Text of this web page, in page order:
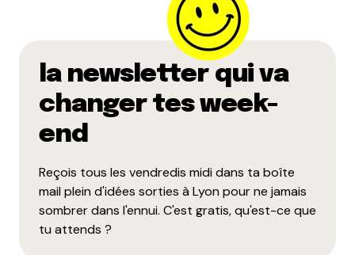
la newsletter qui va
changer tes week-
end
Reçois tous les vendredis midi dans ta boîte
mail plein d'idées sorties à Lyon pour ne jamais
sombrer dans l'ennui. C'est gratis, qu'est-ce que
tu attends ?